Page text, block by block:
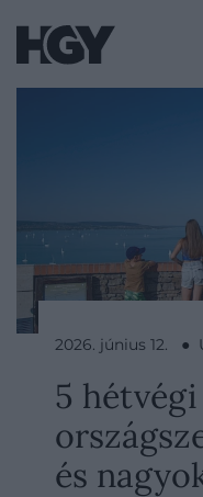
2026. június 12. ●
5
és